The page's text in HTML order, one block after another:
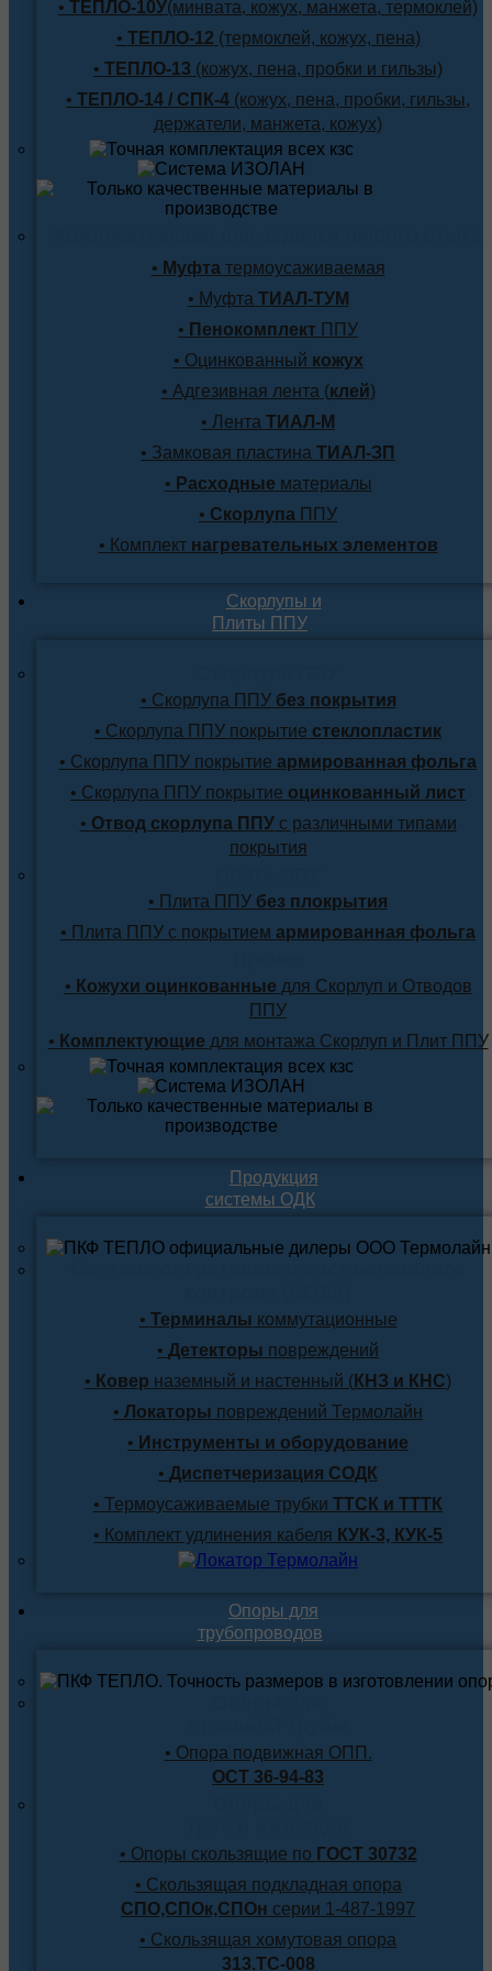
• ТЕПЛО-10У(минвата, кожух, манжета, термоклей)
• ТЕПЛО-12 (термоклей, кожух, пена)
• ТЕПЛО-13 (кожух, пена, пробки и гильзы)
• ТЕПЛО-14 / СПК-4 (кожух, пена, пробки, гильзы,
держатели, манжета, кожух)
• Муфтатермоусаживаемая
• Муфта ТИАЛ-ТУМ
• Пенокомплект ППУ
• Оцинкованный кожух
• Адгезивная лента (клей)
• Лента ТИАЛ-М
• Замковая пластина ТИАЛ-ЗП
• Расходные материалы
• Скорлупа ППУ
• Комплектнагревательных элементов
Скорлупы и
Плиты ППУ
• Скорлупа ППУбез покрытия
• Скорлупа ППУ покрытие стеклопластик
• Скорлупа ППУ покрытие армированная фольга
• Скорлупа ППУ покрытие оцинкованный лист
• Отвод скорлупа ППУс различными типами
покрытия
• Плита ППУ без плокрытия
• Плита ППУ с покрытием армированная фольга
• Кожухи оцинкованные для Скорлуп и Отводов
ППУ
• Комплектующие для монтажа Скорлуп и Плит ППУ
Продукция
системы ОДК
• Терминалы коммутационные
• Детекторы повреждений
• Ковер наземный и настенный (КНЗ и КНС)
• Локаторы повреждений Термолайн
• Инструменты и оборудование
• Диспетчеризация СОДК
• Термоусаживаемые трубки ТТСК и ТТТК
• Комплект удлинения кабеля КУК-3, КУК-5
Опоры для
трубопроводов
• Опора подвижная ОПП.
ОСТ 36-94-83
• Опоры скользящие по ГОСТ 30732
• Скользящая подкладная опора
СПО,СПОк,СПОн серии 1-487-1997
• Скользящая хомутовая опора
313.ТС-008